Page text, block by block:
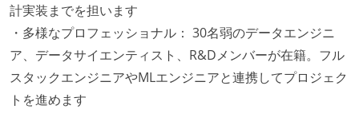
計実装までを担います
・多様なプロフェッショナル： 30名弱のデータエンジニ
ア、データサイエンティスト、R&Dメンバーが在籍。フル
スタックエンジニアやMLエンジニアと連携してプロジェク
トを進めます